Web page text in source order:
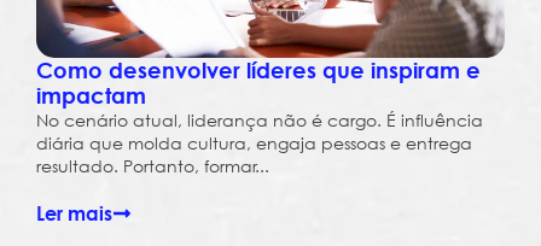
Como desenvolver líderes que inspiram e
impactam
No cenário atual, liderança não é cargo. É influência
diária que molda cultura, engaja pessoas e entrega
resultado. Portanto, formar...
Ler mais